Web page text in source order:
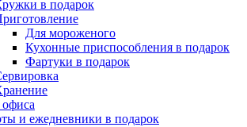
в подарок
Для мороженого
Кухонные приспособления в подарок
Фартуки в подарок
и ежедневники в подарок